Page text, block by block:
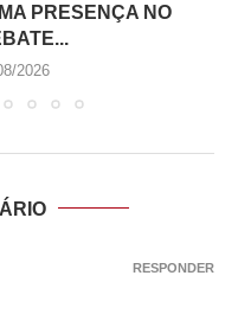
PRESENÇA NO
2026
RESPONDER